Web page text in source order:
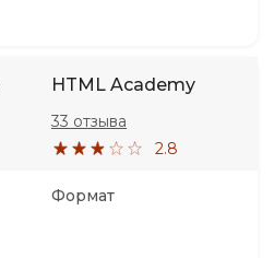
HTML Academy
2.8
33 отзыва
Формат